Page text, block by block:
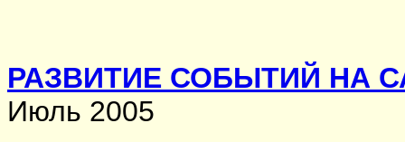
РАЗВИТИЕ СОБЫТИЙ НА
Июль 2005